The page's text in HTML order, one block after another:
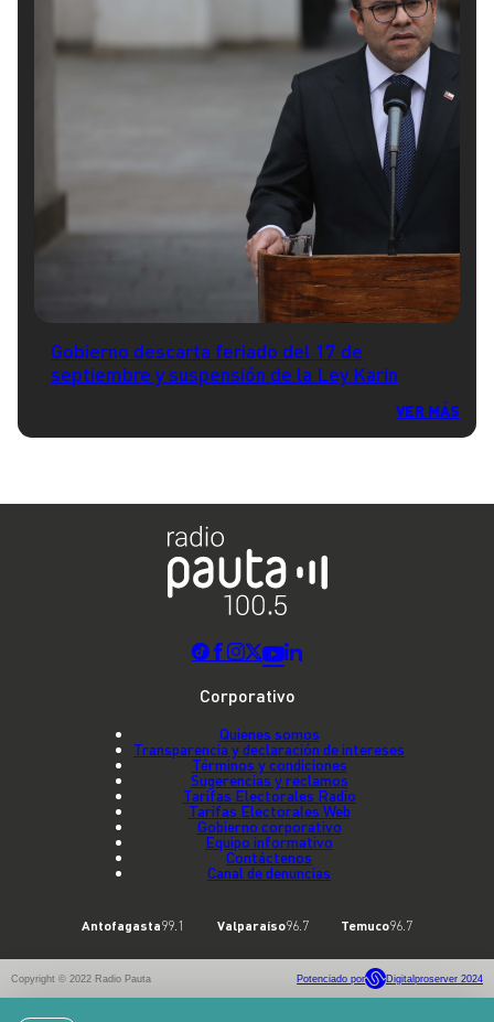
Gobierno descarta feriado del 17 de
septiembre y suspensión de la Ley Karin
VER MÁS
Corporativo
Quienes somos
Transparencia y declaración de intereses
Términos y condiciones
Sugerencias y reclamos
Tarifas Electorales Radio
Tarifas Electorales Web
Gobierno corporativo
Equipo informativo
Contáctenos
Canal de denuncias
Antofagasta99.1 Valparaíso96.7 Temuco96.7
Copyright © 2022 Radio Pauta Potenciado por Digitalproserver 2024